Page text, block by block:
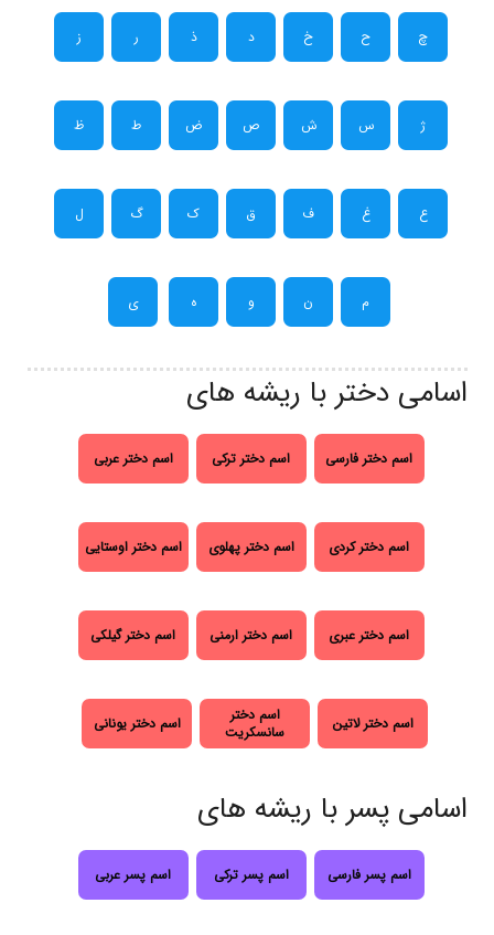
چ ح خ د ذ ر ز
ژ س ش ص ض ط ظ
ع غ ف ق ک گ ل
م ن و ه ی
اسامی دختر با ریشه های
اسم دختر فارسی اسم دختر ترکی اسم دختر عربی
اسم دختر کردی اسم دختر پهلوی اسم دختر اوستایی
اسم دختر عبری اسم دختر ارمنی اسم دختر گیلکی
اسم دختر لاتین
اسم دختر
سانسکریت
اسم دختر یونانی
اسامی پسر با ریشه های
اسم پسر فارسی اسم پسر ترکی اسم پسر عربی